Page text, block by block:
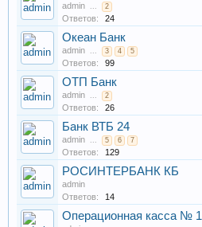
admin ... 2
Ответов: 24
Океан Банк
admin ... 3 4 5
Ответов: 99
ОТП Банк
admin ... 2
Ответов: 26
Банк ВТБ 24
admin ... 5 6 7
Ответов: 129
РОСИНТЕРБАНК КБ
admin
Ответов:
14
Операционная касса № 1